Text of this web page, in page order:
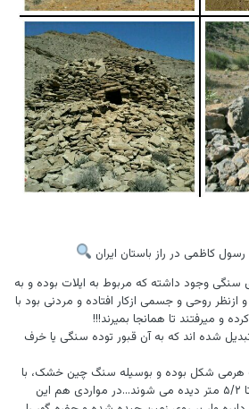
کاظمی در راز باستان ایران
ﺳﻨﮕﯽ ﻭﺟﻮﺩ ﺩﺍشته ﮐﻪ مربوط به ﺍﯾﻼﺕ بوده و به
ﺭﻭﺣﯽ ﻭ ﺟﺴﻤﯽ ﺍﺯﮐﺎﺭ ﺍﻓﺘﺎﺩﻩ ﻭ ﻣﺮﺩﻧﯽ بود ﺑﺎ
و میرفتند تا همانجا بمیرند!!!
شده اند که به آن قبور توده سنگی یا خرف
هرمی شکل بوده و بوسیله سنگ چین خشک، با
قطر ۵ تا ۱۲ متر و به ارتفاع ۱ تا ۵/۲ متر دیده می شوند...در مواردی هم این